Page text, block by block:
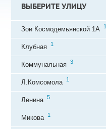
ВЫБЕРИТЕ УЛИЦУ
Зои Космодемьянской 1А 1
Клубная 1
Коммунальная 3
Л.Комсомола 1
Ленина 5
Микова 1